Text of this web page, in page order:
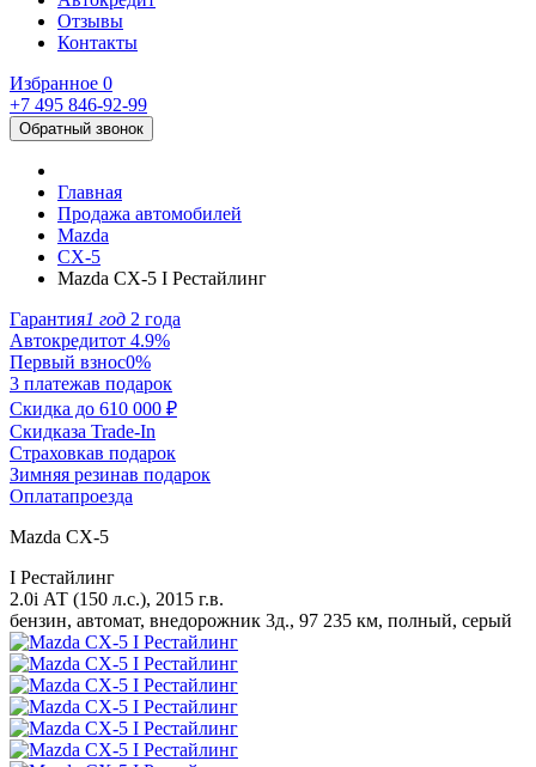
Отзывы
Контакты
Избранное 0
+7 495 846-92-99
Обратный звонок
Главная
Продажа автомобилей
Mazda
CX-5
Mazda CX-5 I Рестайлинг
Гарантия1 год 2 года
Автокредитот 4.9%
Первый взнос0%
3 платежав подарок
Скидка до 610 000 ₽
Скидказа Trade-In
Страховкав подарок
Зимняя резинав подарок
Оплатапроезда
Mazda CX-5
I Рестайлинг
2.0i АТ (150 л.с.), 2015 г.в.
бензин, автомат, внедорожник 3д., 97 235 км, полный, серый